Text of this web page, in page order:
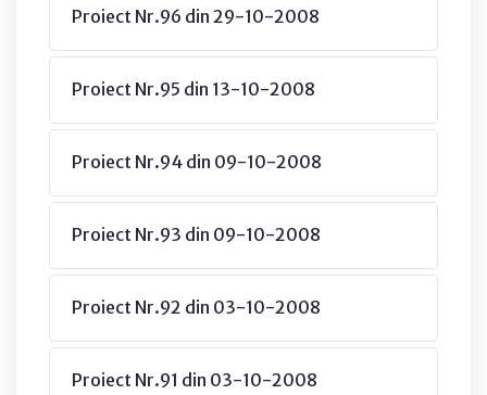
Proiect Nr.96 din 29-10-2008
Proiect Nr.95 din 13-10-2008
Proiect Nr.94 din 09-10-2008
Proiect Nr.93 din 09-10-2008
Proiect Nr.92 din 03-10-2008
Proiect Nr.91 din 03-10-2008